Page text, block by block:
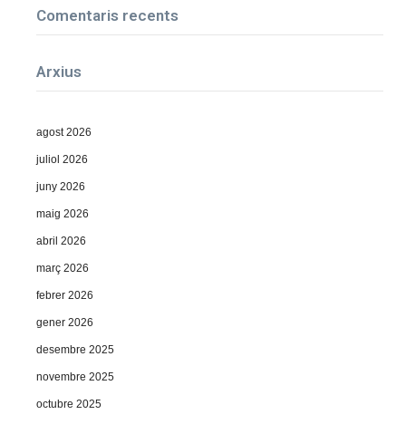
Comentaris recents
Arxius
agost 2026
juliol 2026
juny 2026
maig 2026
abril 2026
març 2026
febrer 2026
gener 2026
desembre 2025
novembre 2025
octubre 2025